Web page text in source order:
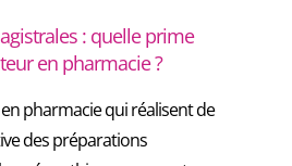
: quelle prime
en pharmacie ?
pharmacie qui réalisent de
des préparations